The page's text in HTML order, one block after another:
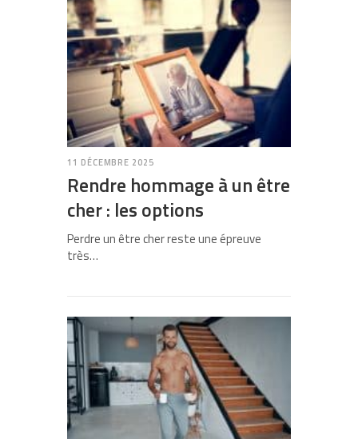
11 DÉCEMBRE 2025
Rendre hommage à un être
cher : les options
Perdre un être cher reste une épreuve
très…